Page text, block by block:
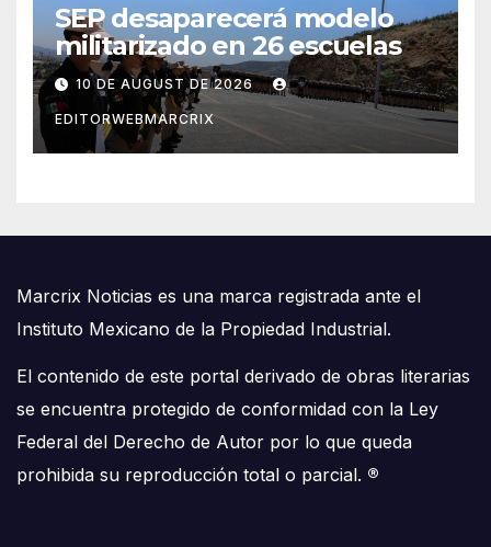
SEP desaparecerá modelo
militarizado en 26 escuelas
10 DE AUGUST DE 2026
EDITORWEBMARCRIX
Marcrix Noticias es una marca registrada ante el
Instituto Mexicano de la Propiedad Industrial.
El contenido de este portal derivado de obras literarias
se encuentra protegido de conformidad con la Ley
Federal del Derecho de Autor por lo que queda
prohibida su reproducción total o parcial. ®